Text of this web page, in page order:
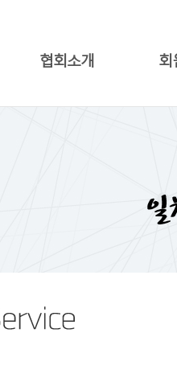
협회소개 회